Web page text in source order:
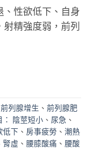
、性欲低下、自身
射精強度弱，前列
前列腺增生 、 前列腺肥
： 陰莖短小 、 尿急 、
低下 、 房事疲勞 、 潮熱
腎虛 、 腰膝酸痛 、 腰酸